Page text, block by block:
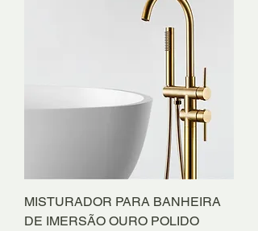
MISTURADOR PARA BANHEIRA
DE IMERSÃO OURO POLIDO